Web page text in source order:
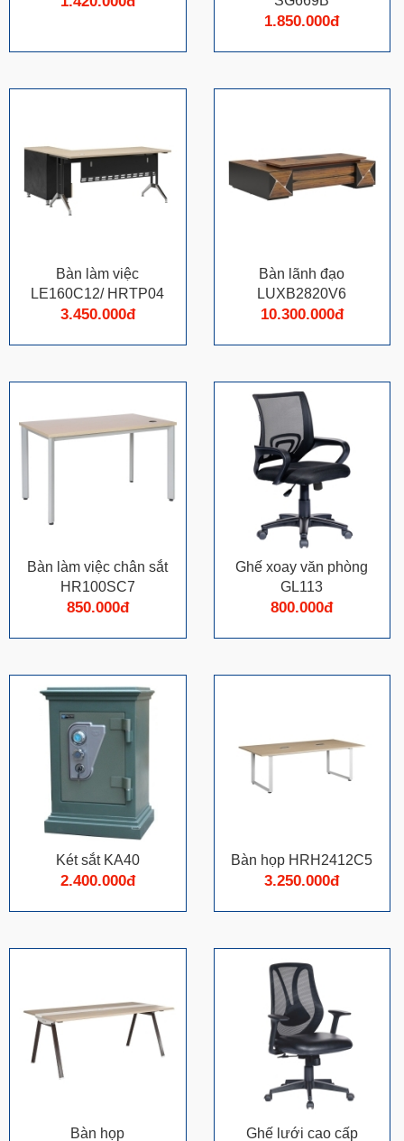
1.850.000đ
Bàn làm việc
LE160C12/ HRTP04
3.450.000đ
Bàn lãnh đạo
LUXB2820V6
10.300.000đ
Bàn làm việc chân sắt
HR100SC7
850.000đ
Ghế xoay văn phòng
GL113
800.000đ
Két sắt KA40
2.400.000đ
Bàn họp HRH2412C5
3.250.000đ
Bàn họp
Ghế lưới cao cấp